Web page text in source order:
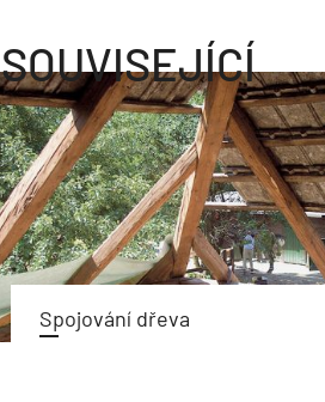
SOUVISEJÍCÍ
Spojování dřeva